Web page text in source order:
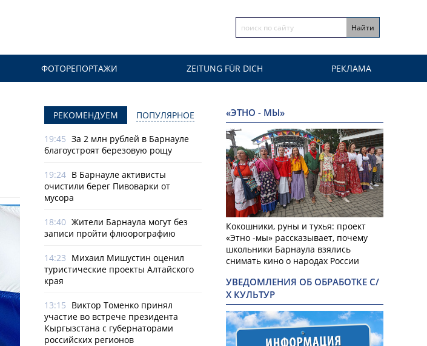
ФОТОРЕПОРТАЖИ ZEITUNG FÜR DICH РЕКЛАМА
РЕКОМЕНДУЕМ ПОПУЛЯРНОЕ
19:45 За 2 млн рублей в Барнауле
благоустроят березовую рощу
19:24 В Барнауле активисты
очистили берег Пивоварки от
мусора
18:40 Жители Барнаула могут без
записи пройти флюорографию
14:23 Михаил Мишустин оценил
туристические проекты Алтайского
края
13:15 Виктор Томенко принял
участие во встрече президента
Кыргызстана с губернаторами
российских регионов
«ЭТНО - МЫ»
Кокошники, руны и тухья: проект
«Этно -мы» рассказывает, почему
школьники Барнаула взялись
снимать кино о народах России
УВЕДОМЛЕНИЯ ОБ ОБРАБОТКЕ С/
Х КУЛЬТУР